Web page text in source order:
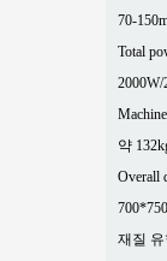
70-
Total
약
Overall
재질 유